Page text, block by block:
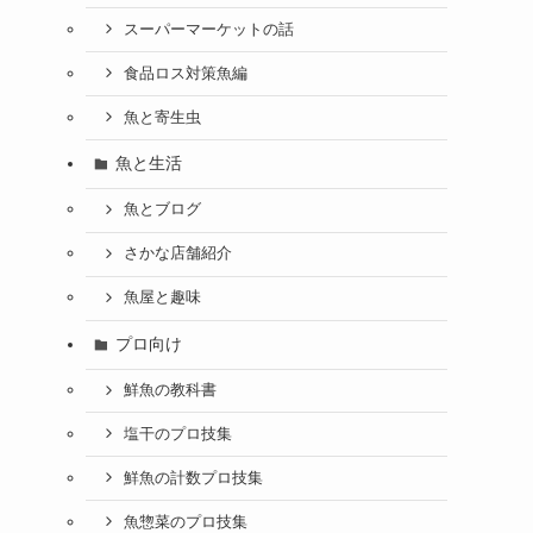
スーパーマーケットの話
食品ロス対策魚編
魚と寄生虫
魚と生活
魚とブログ
さかな店舗紹介
魚屋と趣味
プロ向け
鮮魚の教科書
塩干のプロ技集
鮮魚の計数プロ技集
魚惣菜のプロ技集